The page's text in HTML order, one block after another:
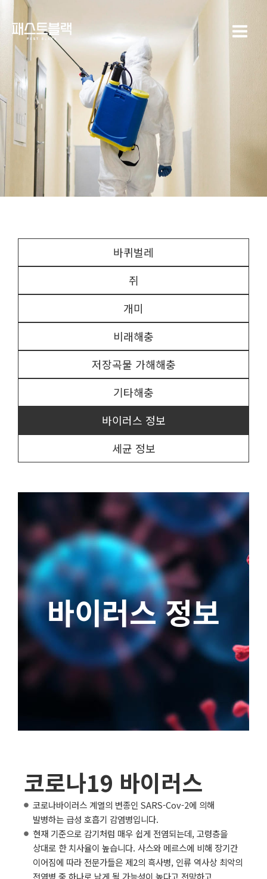
콘텐츠로
건너뛰기
Main
Menu
바퀴벌레
쥐
개미
비래해충
저장곡물 가해해충
기타해충
바이러스 정보
세균 정보
바이러스 정보
코로나19 바이러스
코로나바이러스 계열의 변종인 SARS-Cov-2에 의해
발병하는 급성 호흡기 감염병입니다.
현재 기준으로 감기처럼 매우 쉽게 전염되는데, 고령층을
상대로 한 치사율이 높습니다. 사스와 메르스에 비해 장기간
이어짐에 따라 전문가들은 제2의 흑사병, 인류 역사상 최악의
전염병 중 하나로 남게 될 가능성이 높다고 전망하고